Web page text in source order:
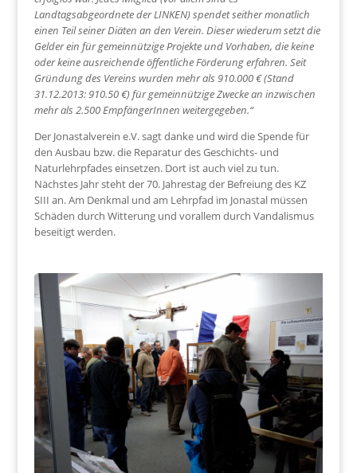
Landtagsabgeordnete der LINKEN) spendet seither monatlich
einen Teil seiner Diäten an den Verein. Dieser wiederum setzt die
Gelder ein für gemeinnützige Projekte und Vorhaben, die keine
oder keine ausreichende öffentliche Förderung erfahren. Seit
Gründung des Vereins wurden mehr als 910.000 € (Stand
31.12.2013: 910.50 €) für gemeinnützige Zwecke an inzwischen
mehr als 2.500 EmpfängerInnen weitergegeben.“
Der Jonastalverein e.V. sagt danke und wird die Spende für
den Ausbau bzw. die Reparatur des Geschichts- und
Naturlehrpfades einsetzen. Dort ist auch viel zu tun.
Nächstes Jahr steht der 70. Jahrestag der Befreiung des KZ
SIII an. Am Denkmal und am Lehrpfad im Jonastal müssen
Schäden durch Witterung und vorallem durch Vandalismus
beseitigt werden.